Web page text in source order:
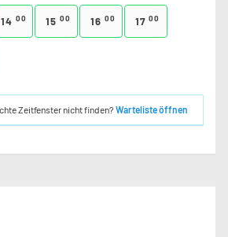
14 00 15 00 16 00 17 00
Zeitfenster nicht finden? Warteliste öffnen